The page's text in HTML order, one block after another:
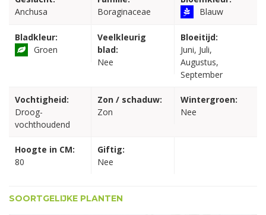
Anchusa
Boraginaceae
Blauw
Bladkleur:
Groen
Veelkleurig
blad:
Nee
Bloeitijd:
Juni, Juli,
Augustus,
September
Vochtigheid:
Droog-
vochthoudend
Zon / schaduw:
Zon
Wintergroen:
Nee
Hoogte in CM:
80
Giftig:
Nee
SOORTGELIJKE PLANTEN